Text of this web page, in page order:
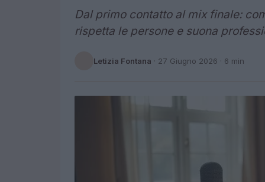
Dal primo contatto al mix finale:
rispetta le persone e suona
Letizia Fontana · 27 Giugno 2026 · 6 min